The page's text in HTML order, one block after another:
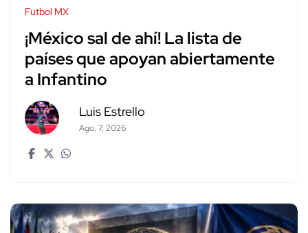
Futbol MX
¡México sal de ahí! La lista de
países que apoyan abiertamente
a Infantino
Luis Estrello
Ago. 7, 2026